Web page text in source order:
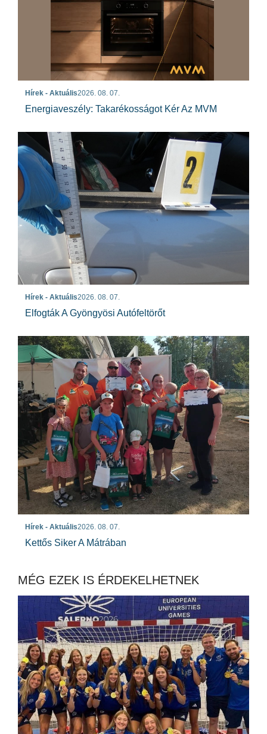
Hírek - Aktuális2026. 08. 07.
Energiaveszély: Takarékosságot Kér Az MVM
Hírek - Aktuális2026. 08. 07.
Elfogták A Gyöngyösi Autófeltörőt
Hírek - Aktuális2026. 08. 07.
Kettős Siker A Mátrában
MÉG EZEK IS ÉRDEKELHETNEK